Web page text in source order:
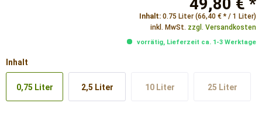
Inhalt: 0.75 Liter (66,40 € * / 1 Liter)
inkl. MwSt. zzgl. Versandkosten
vorrätig, Lieferzeit ca. 1-3 Werktage
Inhalt
0,75 Liter 2,5 Liter 10 Liter 25 Liter